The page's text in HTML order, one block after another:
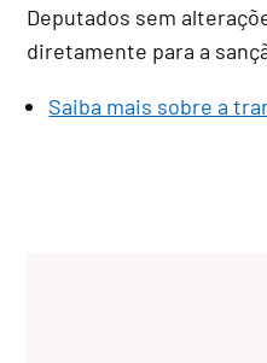
Deputados sem
diretamente para a
Saiba mais sobre a